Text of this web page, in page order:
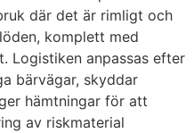
där det är rimligt och
komplett med
Logistiken anpassas efter
bärvägar, skyddar
hämtningar för att
av riskmaterial